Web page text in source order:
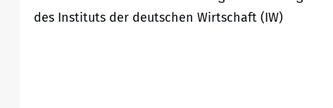
des Instituts der deutschen Wirtschaft (IW)